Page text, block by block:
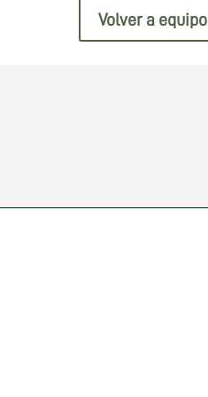
Volver a equipo